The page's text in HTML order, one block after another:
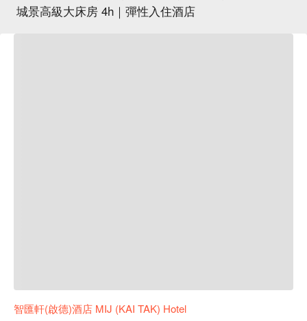
城景高級大床房 4h｜彈性入住酒店
智匯軒(啟德)酒店 MIJ (KAI TAK) Hotel